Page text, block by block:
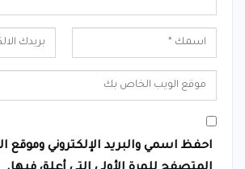
احفظ اسمي والبريد الإلكتروني وموقع